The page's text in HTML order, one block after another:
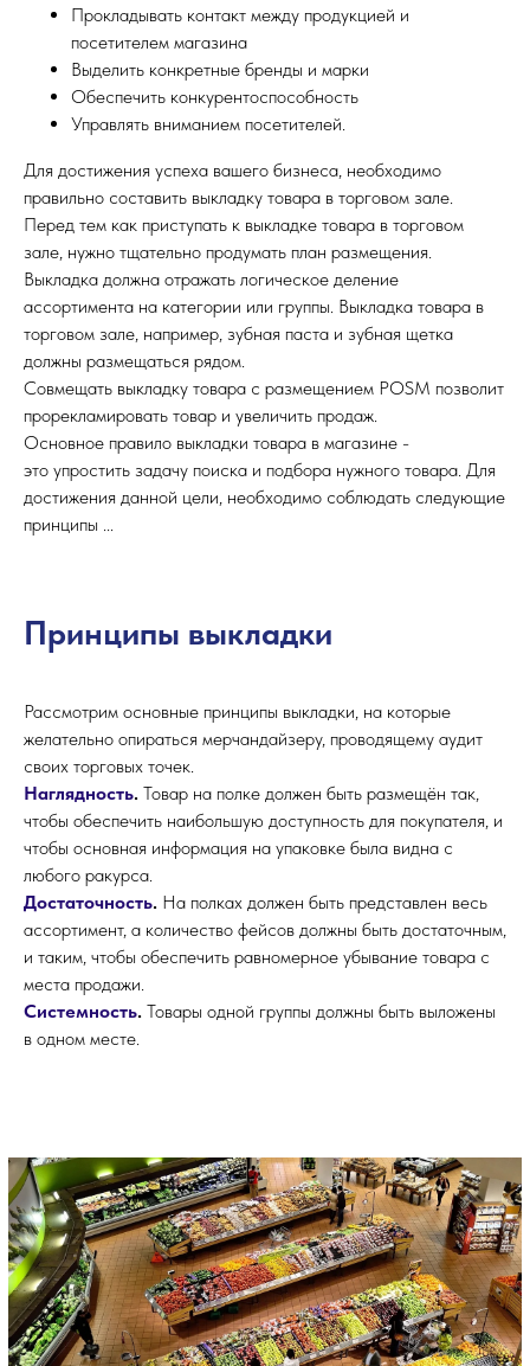
Прокладывать контакт между продукцией и
посетителем магазина
Выделить конкретные бренды и марки
Обеспечить конкурентоспособность
Управлять вниманием посетителей.
Для достижения успеха вашего бизнеса, необходимо
правильно составить выкладку товара в торговом зале.
Перед тем как приступать к выкладке товара в торговом
зале, нужно тщательно продумать план размещения.
Выкладка должна отражать логическое деление
ассортимента на категории или группы. Выкладка товара в
торговом зале, например, зубная паста и зубная щетка
должны размещаться рядом.
Совмещать выкладку товара с размещением РОSМ позволит
прорекламировать товар и увеличить продаж.
Основное правило выкладки товара в магазине -
это упростить задачу поиска и подбора нужного товара. Для
достижения данной цели, необходимо соблюдать следующие
принципы ...
Принципы выкладки
Рассмотрим основные принципы выкладки, на которые
желательно опираться мерчандайзеру, проводящему аудит
своих торговых точек.
Наглядность. Товар на полке должен быть размещён так,
чтобы обеспечить наибольшую доступность для покупателя, и
чтобы основная информация на упаковке была видна с
любого ракурса.
Достаточность. На полках должен быть представлен весь
ассортимент, а количество фейсов должны быть достаточным,
и таким, чтобы обеспечить равномерное убывание товара с
места продажи.
Системность. Товары одной группы должны быть выложены
в одном месте.